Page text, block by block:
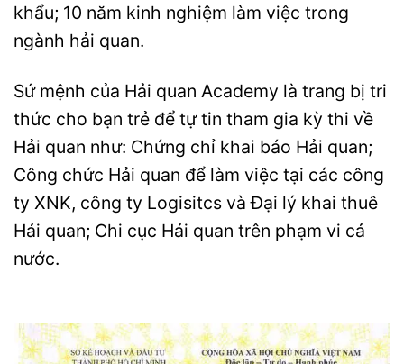
khẩu; 10 năm kinh nghiệm làm việc trong
ngành hải quan.
Sứ mệnh của Hải quan Academy là trang bị tri
thức cho bạn trẻ để tự tin tham gia kỳ thi về
Hải quan như: Chứng chỉ khai báo Hải quan;
Công chức Hải quan để làm việc tại các công
ty XNK, công ty Logisitcs và Đại lý khai thuê
Hải quan; Chi cục Hải quan trên phạm vi cả
nước.